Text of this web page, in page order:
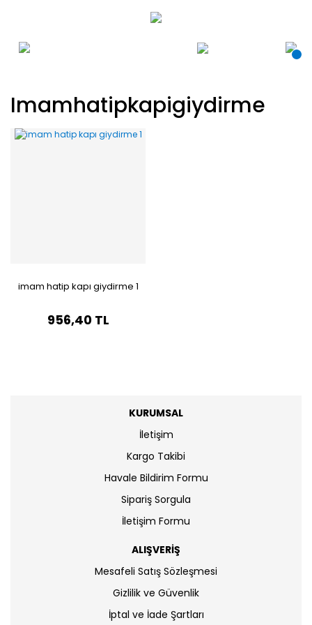
Imamhatipkapigiydirme
imam hatip kapı giydirme 1
956,40 TL
KURUMSAL
İletişim
Kargo Takibi
Havale Bildirim Formu
Sipariş Sorgula
İletişim Formu
ALIŞVERİŞ
Mesafeli Satış Sözleşmesi
Gizlilik ve Güvenlik
İptal ve İade Şartları